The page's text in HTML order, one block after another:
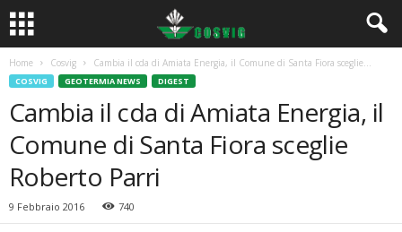
Home Cosvig Cambia il cda di Amiata Energia, il Comune di Santa Fiora sceglie...
COSVIG GEOTERMIA NEWS DIGEST
Cambia il cda di Amiata Energia, il
Comune di Santa Fiora sceglie
Roberto Parri
9 Febbraio 2016 740